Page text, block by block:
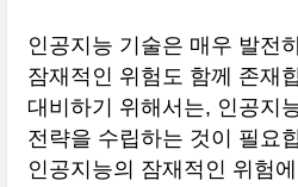
인공지능 기술은 매우 발전
잠재적인 위험도 함께 존재
대비하기 위해서는, 인공지
전략을 수립하는 것이 필요
인공지능의 잠재적인 위험